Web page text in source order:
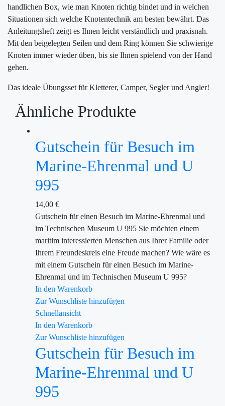
handlichen Box, wie man Knoten richtig bindet und in welchen
Situationen sich welche Knotentechnik am besten bewährt. Das
Anleitungsheft zeigt es Ihnen leicht verständlich und praxisnah.
Mit den beigelegten Seilen und dem Ring können Sie schwierige
Knoten immer wieder üben, bis sie Ihnen spielend von der Hand
gehen.
Das ideale Übungsset für Kletterer, Camper, Segler und Angler!
Ähnliche Produkte
Gutschein für Besuch im
Marine-Ehrenmal und U
995
14,00 €
Gutschein für einen Besuch im Marine-Ehrenmal und
im Technischen Museum U 995 Sie möchten einem
maritim interessierten Menschen aus Ihrer Familie oder
Ihrem Freundeskreis eine Freude machen? Wie wäre es
mit einem Gutschein für einen Besuch im Marine-
Ehrenmal und im Technischen Museum U 995?
In den Warenkorb
Zur Wunschliste hinzufügen
Schnellansicht
In den Warenkorb
Zur Wunschliste hinzufügen
Gutschein für Besuch im
Marine-Ehrenmal und U
995